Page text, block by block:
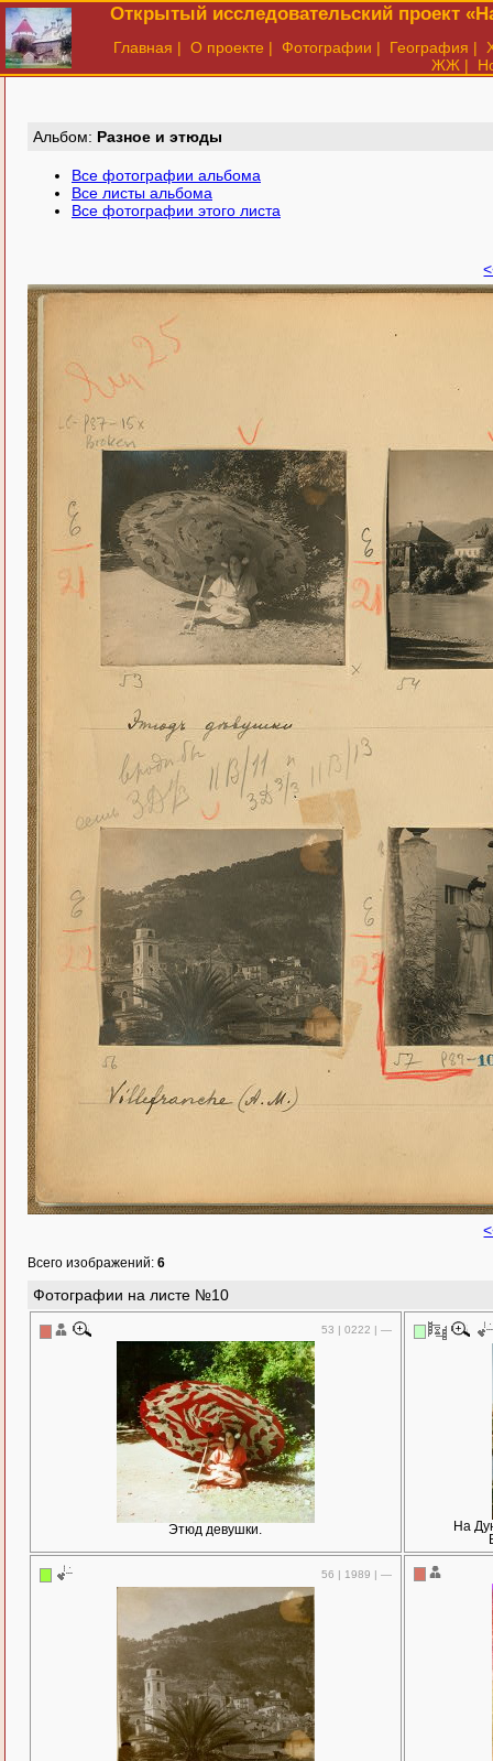
Открытый исследовательский проект
Главная | О проекте | Фотографии | География |
ЖЖ |
Aльбом: Разное и этюды
Все фотографии альбома
Все листы альбома
Все фотографии этого листа
Всего изображений: 6
Фотографии на листе №10
53 | 0222 | —
Этюд девушки.
На
56 | 1989 | —